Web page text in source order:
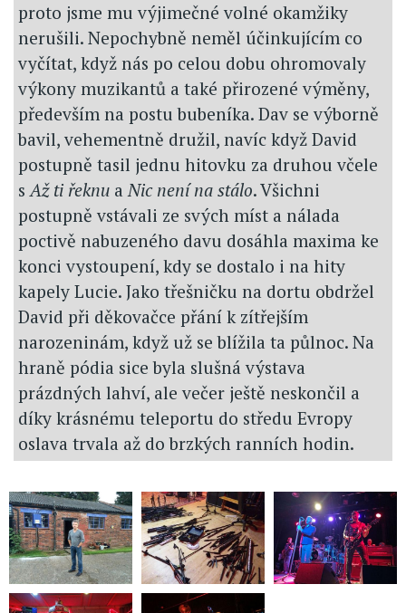
proto jsme mu výjimečné volné okamžiky
nerušili. Nepochybně neměl účinkujícím co
vyčítat, když nás po celou dobu ohromovaly
výkony muzikantů a také přirozené výměny,
především na postu bubeníka. Dav se výborně
bavil, vehementně družil, navíc když David
postupně tasil jednu hitovku za druhou včele
sAž ti řeknu aNic není na stálo. Všichni
postupně vstávali ze svých míst a nálada
poctivě nabuzeného davu dosáhla maxima ke
konci vystoupení, kdy se dostalo i na hity
kapely Lucie. Jako třešničku na dortu obdržel
David při děkovačce přání k zítřejším
narozeninám, když už se blížila ta půlnoc. Na
hraně pódia sice byla slušná výstava
prázdných lahví, ale večer ještě neskončil a
díky krásnému teleportu do středu Evropy
oslava trvala až do brzkých ranních hodin.